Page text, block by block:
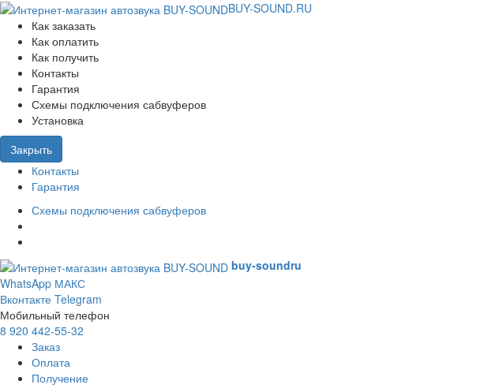
BUY-SOUND.RU
Как заказать
Как оплатить
Как получить
Контакты
Гарантия
Схемы подключения сабвуферов
Установка
Закрыть
Контакты
Гарантия
Схемы подключения сабвуферов
buy-soundru
WhatsApp МАКС
Вконтакте Telegram
Мобильный телефон
8 920 442-55-32
Заказ
Оплата
Получение